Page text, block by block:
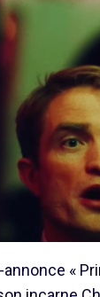
annonce «